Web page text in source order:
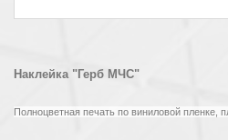
Наклейка "Герб МЧС"
Полноцветная печать по виниловой пленке,